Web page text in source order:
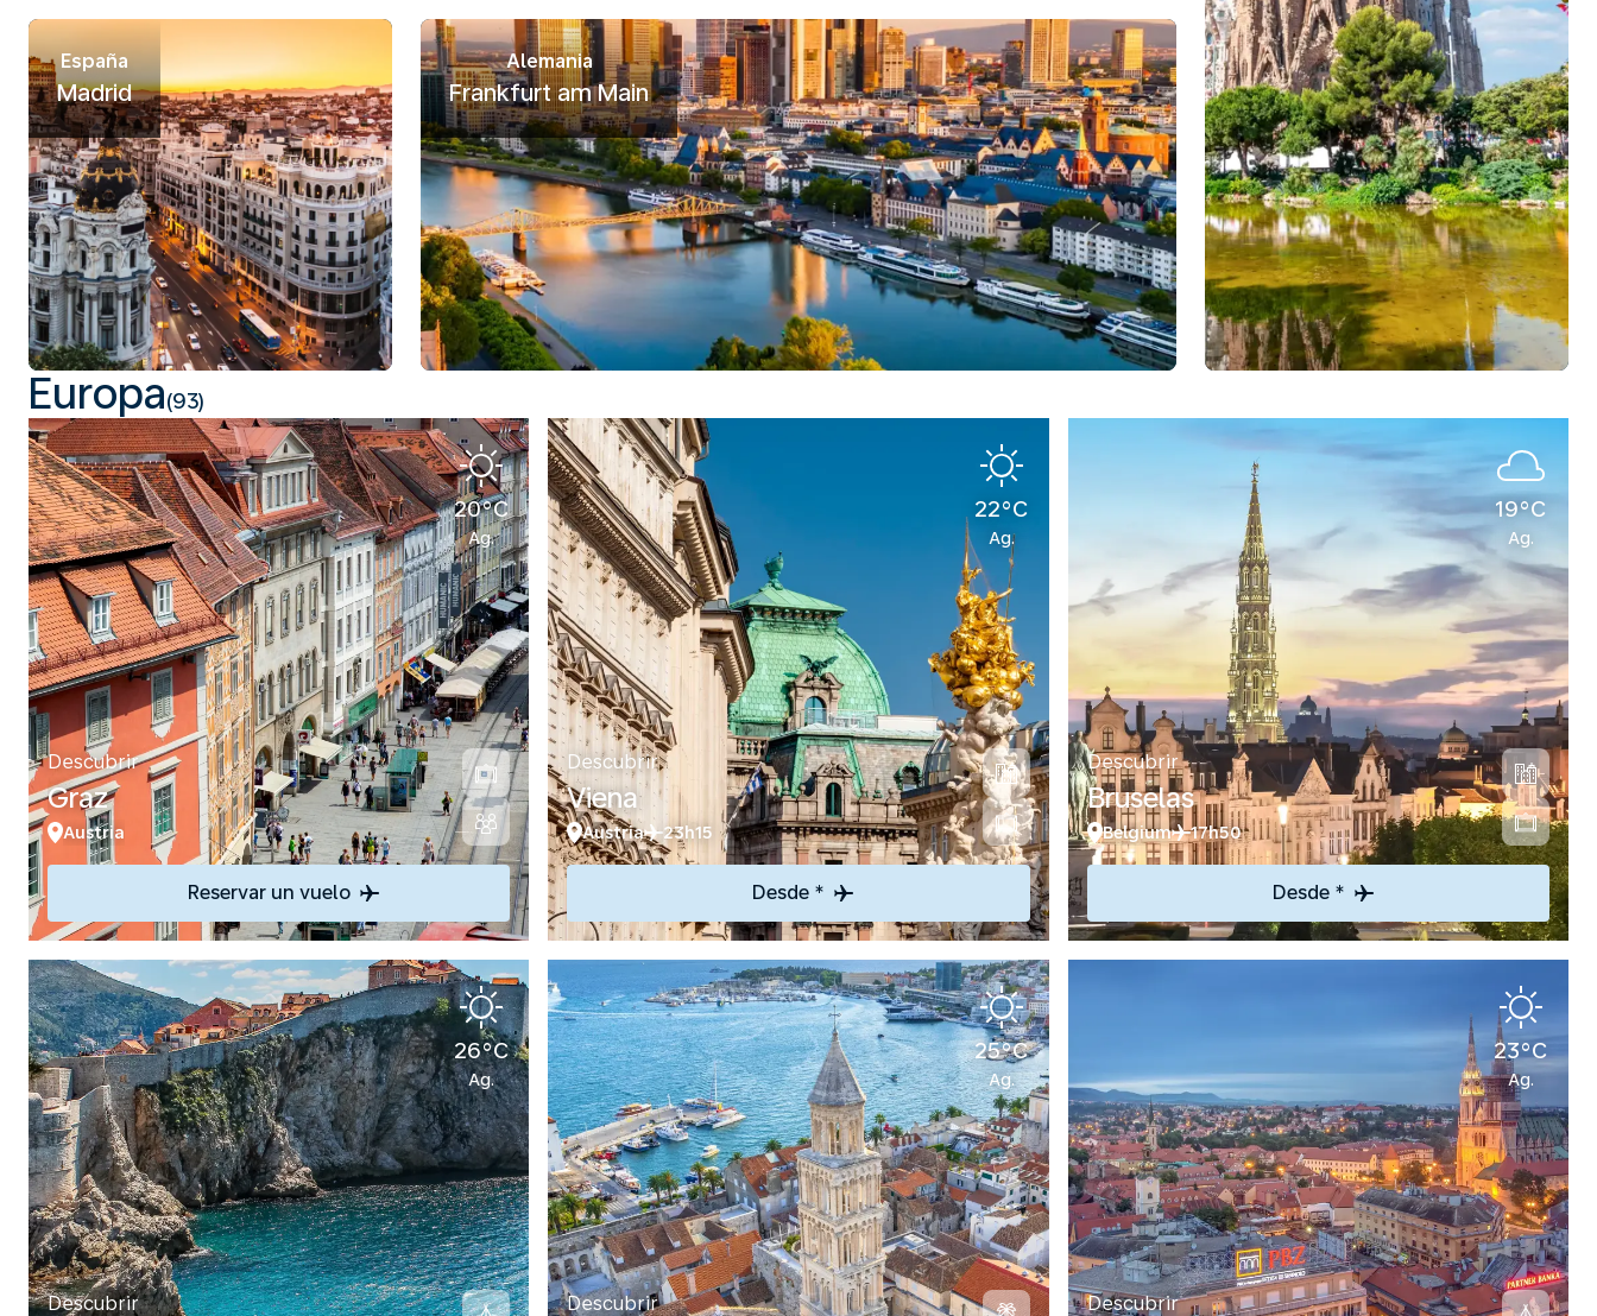
España
Madrid
Alemania
Frankfurt am Main
Europa(93)
20°C
Ag.
Descubrir
Graz
Austria
Reservar un vuelo
22°C
Ag.
Descubrir
Viena
Austria 23h15
Desde *
19°C
Ag.
Descubrir
Bruselas
Belgium 17h50
Desde *
26°C
Ag.
Descubrir
25°C
Ag.
Descubrir
23°C
Ag.
Descubrir